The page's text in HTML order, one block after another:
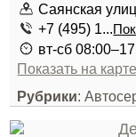
Саянская
+7 (495) 1...
вт-сб
Показать на карте
Рубрики: